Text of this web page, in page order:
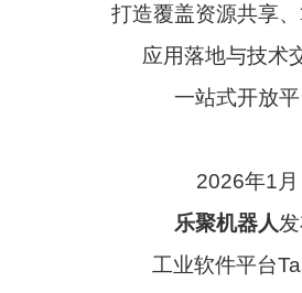
打造覆盖资源共享
应用落地与技术
一站式开放平
2026年1月
乐聚机器人
工业软件平台